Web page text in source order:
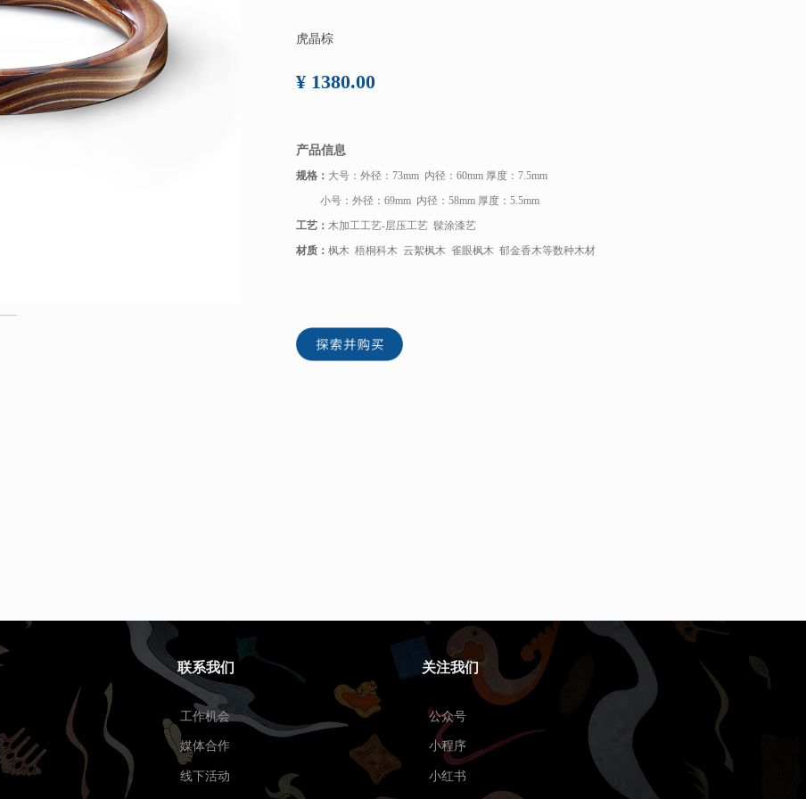
虎晶棕
¥ 1380.00
产品信息
规格： 大号：外径：73mm 内径：60mm 厚度：7.5mm
小号：外径：69mm 内径：58mm 厚度：5.5mm
工艺： 木加工工艺-层压工艺 髹涂漆艺
材质： 枫木 梧桐科木 云絮枫木 雀眼枫木 郁金香木等数种木材
联系我们 关注我们
公众号
小程序
小红书
工作机会
媒体合作
线下活动